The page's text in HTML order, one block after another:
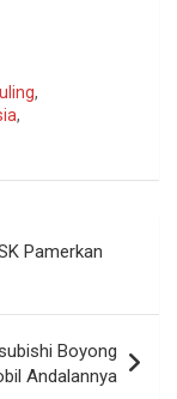
,
,
Pamerkan
Boyong
Andalannya